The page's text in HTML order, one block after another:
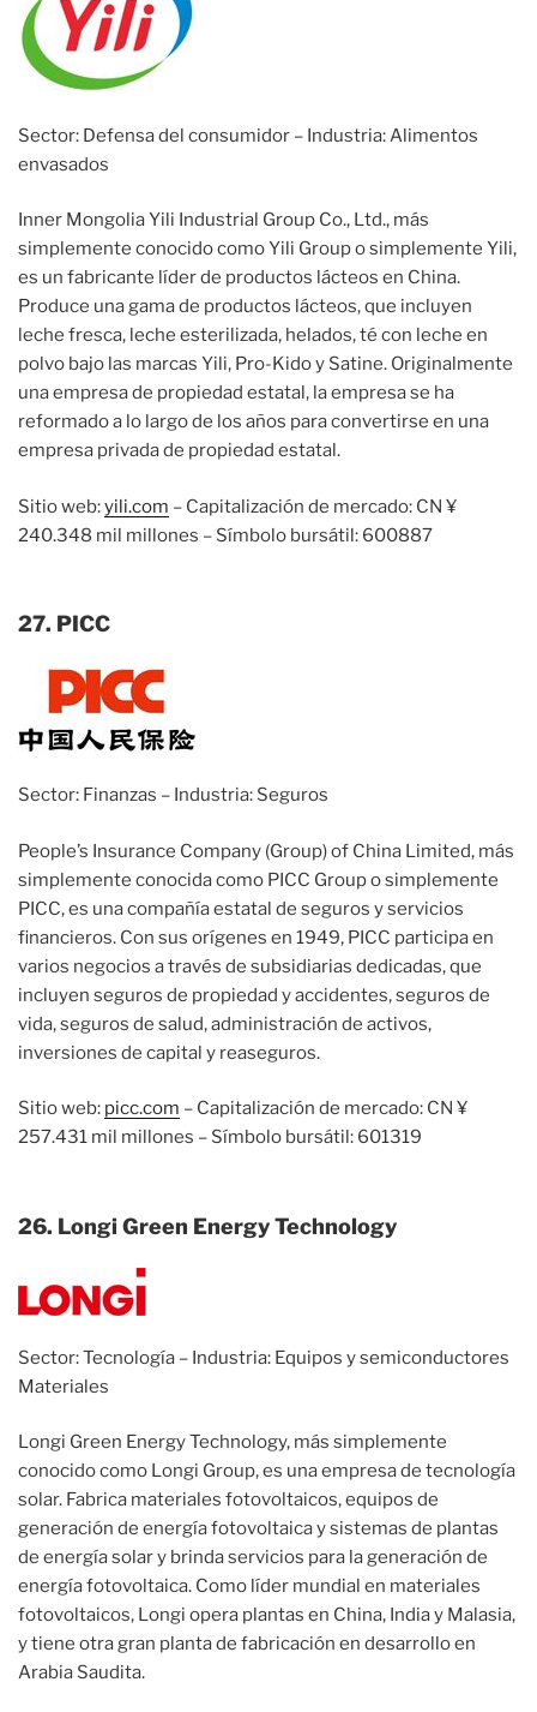
Sector: Defensa del consumidor – Industria: Alimentos
envasados
Inner Mongolia Yili Industrial Group Co., Ltd., más
simplemente conocido como Yili Group o simplemente Yili,
es un fabricante líder de productos lácteos en China.
Produce una gama de productos lácteos, que incluyen
leche fresca, leche esterilizada, helados, té con leche en
polvo bajo las marcas Yili, Pro-Kido y Satine. Originalmente
una empresa de propiedad estatal, la empresa se ha
reformado a lo largo de los años para convertirse en una
empresa privada de propiedad estatal.
Sitio web:yili.com – Capitalización de mercado: CN ¥
240.348 mil millones – Símbolo bursátil: 600887
27. PICC
Sector: Finanzas – Industria: Seguros
People’s Insurance Company (Group) of China Limited, más
simplemente conocida como PICC Group o simplemente
PICC, es una compañía estatal de seguros y servicios
financieros. Con sus orígenes en 1949, PICC participa en
varios negocios a través de subsidiarias dedicadas, que
incluyen seguros de propiedad y accidentes, seguros de
vida, seguros de salud, administración de activos,
inversiones de capital y reaseguros.
Sitio web: picc.com – Capitalización de mercado: CN ¥
257.431 mil millones – Símbolo bursátil: 601319
26. Longi Green Energy Technology
Sector: Tecnología – Industria: Equipos y semiconductores
Materiales
Longi Green Energy Technology, más simplemente
conocido como Longi Group, es una empresa de tecnología
solar. Fabrica materiales fotovoltaicos, equipos de
generación de energía fotovoltaica y sistemas de plantas
de energía solar y brinda servicios para la generación de
energía fotovoltaica. Como líder mundial en materiales
fotovoltaicos, Longi opera plantas en China, India y Malasia,
y tiene otra gran planta de fabricación en desarrollo en
Arabia Saudita.